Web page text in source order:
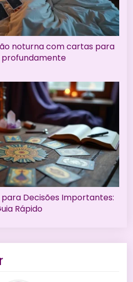
noturna com cartas para
profundamente
Decisões Importantes:
Rápido